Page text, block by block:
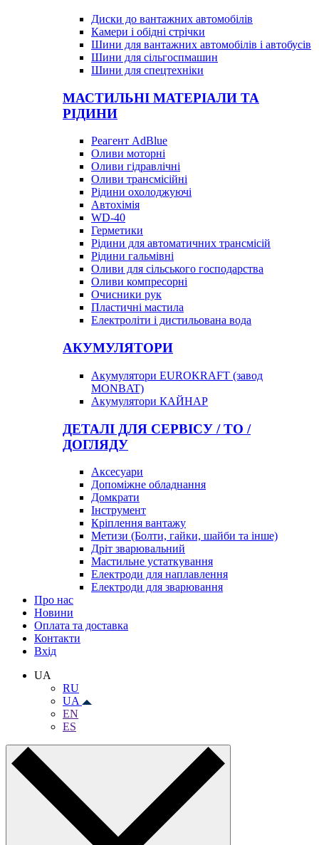
Диски до вантажних автомобілів
Камери і обідні стрічки
Шини для вантажних автомобілів і автобусів
Шини для сільгоспмашин
Шини для спецтехніки
МАСТИЛЬНІ МАТЕРІАЛИ ТА
РІДИНИ
Реагент AdBlue
Оливи моторні
Оливи гідравлічні
Оливи трансмісійні
Рідини охолоджуючі
Автохімія
WD-40
Герметики
Рідини для автоматичних трансмісій
Рідини гальмівні
Оливи для сільського господарства
Оливи компресорні
Очисники рук
Пластичні мастила
Електроліти і дистильована вода
АКУМУЛЯТОРИ
Акумулятори EUROKRAFT (завод
MONBAT)
Акумулятори КАЙНАР
ДЕТАЛІ ДЛЯ СЕРВІСУ / ТО /
ДОГЛЯДУ
Аксесуари
Допоміжне обладнання
Домкрати
Інструмент
Кріплення вантажу
Метизи (Болти, гайки, шайби та інше)
Дріт зварювальний
Мастильне устаткування
Електроди для наплавлення
Електроди для зварювання
Про нас
Новини
Оплата та доставка
Контакти
Вхiд
UA
RU
UA
EN
ES